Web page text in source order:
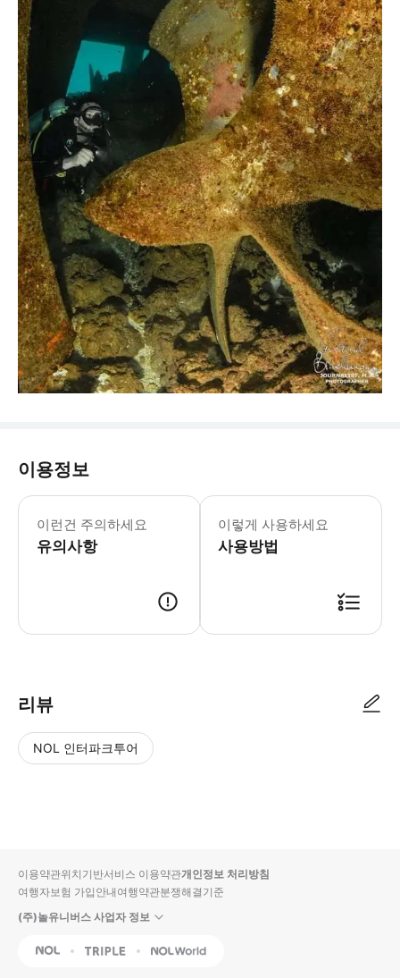
이용정보
이런건 주의하세요
유의사항
이렇게 사용하세요
사용방법
리뷰
NOL 인터파크투어
입니
다.
순
상
이용약관위치기반서비스 이용약관개인정보 처리방침
여행자보험 가입안내여행약관분쟁해결기준
(주)놀유니버스 사업자 정보
NOL Triple Interpark Global